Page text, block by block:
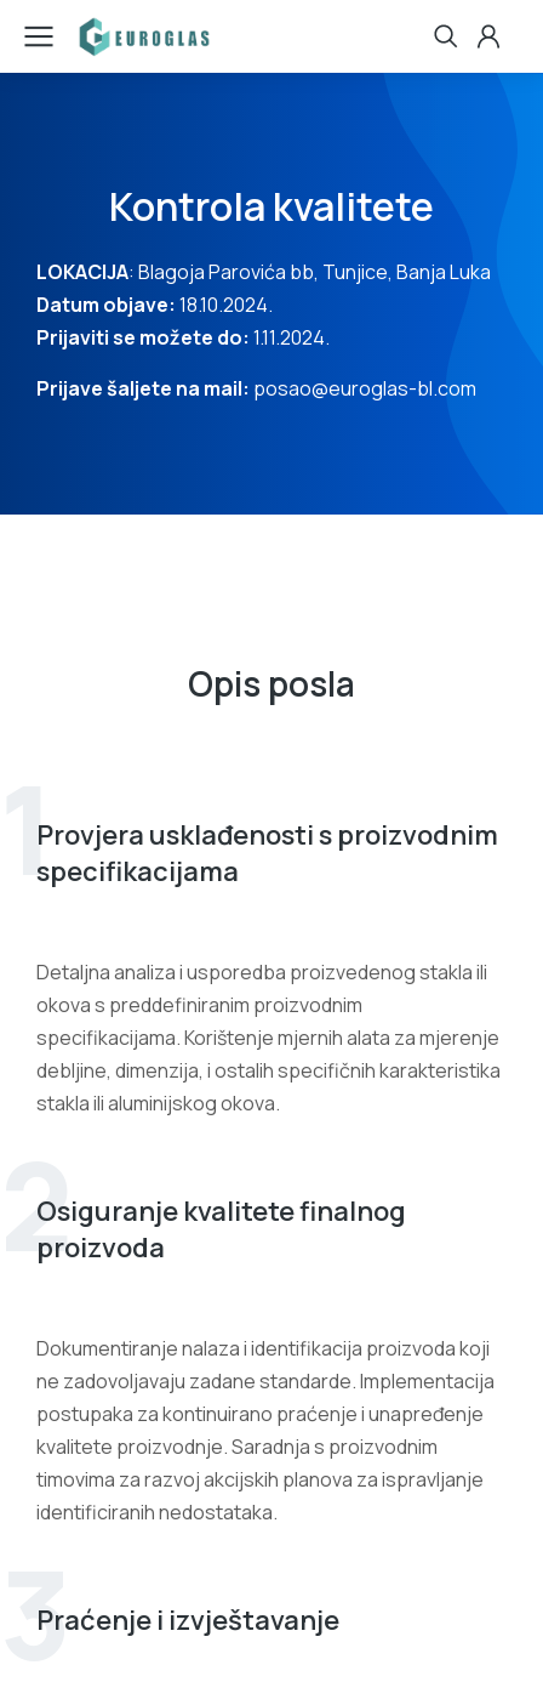
Kontrola kvalitete​
LOKACIJA: Blagoja Parovića bb, Tunjice, Banja Luka
Datum objave: 18.10.2024.
Prijaviti se možete do: 1.11.2024.
Prijave šaljete na mail: posao@euroglas-bl.com
Opis posla
1
Provjera usklađenosti s proizvodnim
specifikacijama
Detaljna analiza i usporedba proizvedenog stakla ili
okova s preddefiniranim proizvodnim
specifikacijama. Korištenje mjernih alata za mjerenje
debljine, dimenzija, i ostalih specifičnih karakteristika
stakla ili aluminijskog okova.
2
Osiguranje kvalitete finalnog
proizvoda
Dokumentiranje nalaza i identifikacija proizvoda koji
ne zadovoljavaju zadane standarde. Implementacija
postupaka za kontinuirano praćenje i unapređenje
kvalitete proizvodnje. Saradnja s proizvodnim
timovima za razvoj akcijskih planova za ispravljanje
identificiranih nedostataka.
3
Praćenje i izvještavanje